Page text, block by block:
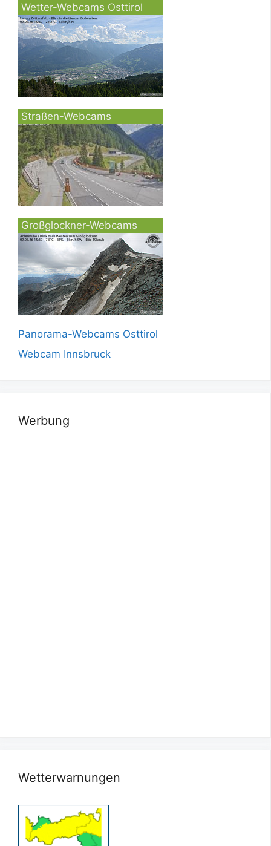
Wetter-Webcams Osttirol
Straßen-Webcams
Großglockner-Webcams
Panorama-Webcams Osttirol
Webcam Innsbruck
Werbung
Wetterwarnungen